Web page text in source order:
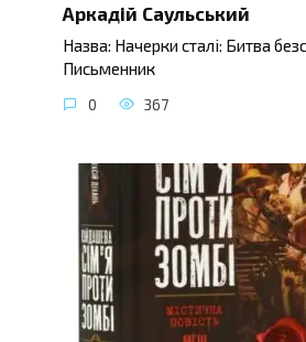
Аркадій Саульський
Назва: Начерки сталі: Битва
Письменник
0 367